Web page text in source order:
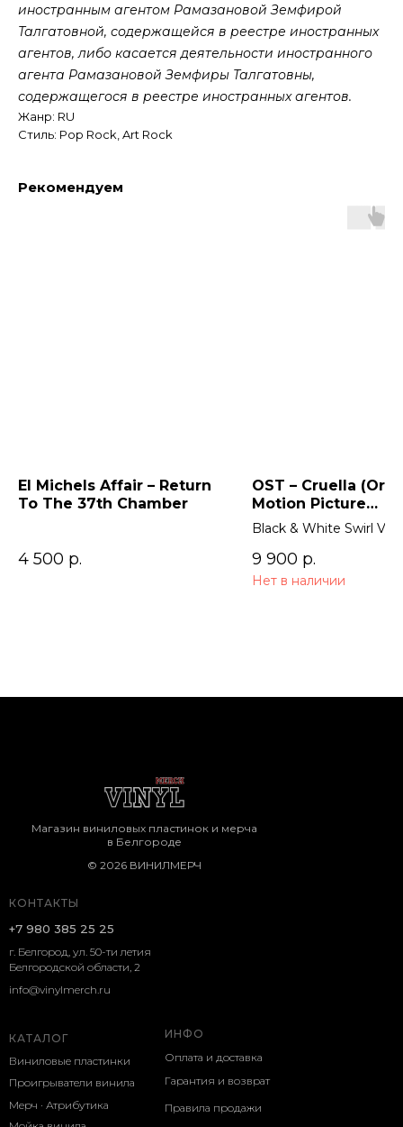
иностранным агентом Рамазановой Земфирой
Талгатовной, содержащейся в реестре иностранных
агентов, либо касается деятельности иностранного
агента Рамазановой Земфиры Талгатовны,
содержащегося в реестре иностранных агентов.
Жанр: RU
Стиль: Pop Rock, Art Rock
Рекомендуем
El Michels Affair – Return
To The 37th Chamber
4 500 р.
OST – Cruella
Motion Picture
Soundtrack) 2LP
Black & White Swirl
9 900 р.
Нет в наличии
КОНТАКТЫ
г. Белгород, ул. 50-ти летия
Белгородской области, 2
КАТАЛОГ
Виниловые пластинки
ИНФО
Оплата и доставка
+7 980 385 25 25
Магазин виниловых пластинок и мерча
в Белгороде
Проигрыватели винила
Мерч · Атрибутика
Гарантия и возврат
Правила продажи
© 2026 ВИНИЛМЕРЧ
info@vinylmerch.ru